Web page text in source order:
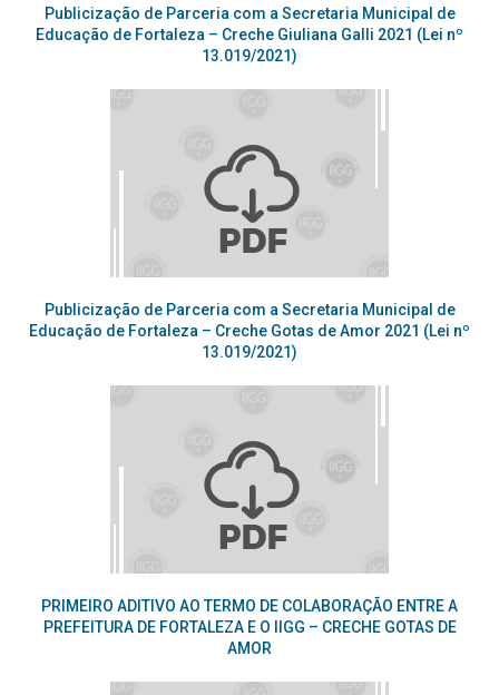
Publicização de Parceria com a Secretaria Municipal de
Educação de Fortaleza – Creche Giuliana Galli 2021 (Lei nº
13.019/2021)
Publicização de Parceria com a Secretaria Municipal de
Educação de Fortaleza – Creche Gotas de Amor 2021 (Lei nº
13.019/2021)
PRIMEIRO ADITIVO AO TERMO DE COLABORAÇÃO ENTRE A
PREFEITURA DE FORTALEZA E O IIGG – CRECHE GOTAS DE
AMOR